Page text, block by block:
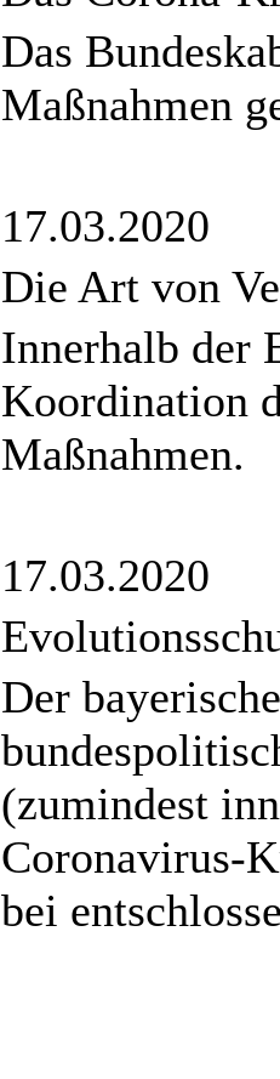
Das
Maßnahmen
17.03.2020
Die Art von
Innerhalb der
Koordination
Maßnahmen.
17.03.2020
Der
(zumindest
Coronavirus-
bei